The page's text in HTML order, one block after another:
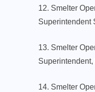
12. Smelter
Superintendent
13. Smelter
Superintendent,
14. Smelter